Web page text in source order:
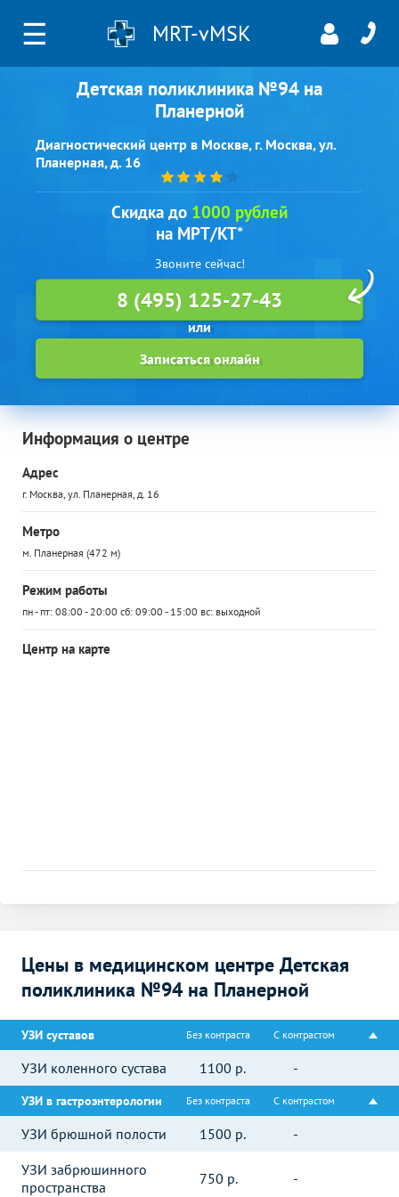
☰ MRT-vMSK
Детская поликлиника №94 на
Планерной
Диагностический центр в Москве, г. Москва, ул.
Планерная, д. 16
Скидка до 1000 рублей
на МРТ/КТ*
Звоните сейчас!
8 (495) 125-27-43
Записаться онлайн
Информация о центре
Адрес
г. Москва, ул. Планерная, д. 16
Метро
м. Планерная (472 м)
Режим работы
пн - пт: 08:00 - 20:00 сб: 09:00 - 15:00 вс: выходной
Центр на карте
Цены в медицинском центре Детская
поликлиника №94 на Планерной
УЗИ суставов Без контраста С контрастом
УЗИ коленного сустава 1100 р. -
УЗИ в гастроэнтерологии Без контраста С контрастом
УЗИ брюшной полости 1500 р.
-
УЗИ забрюшинного
пространства
750 р. -